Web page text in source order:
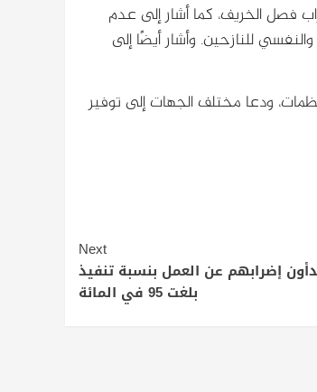
فصل الخريف، كما أشار إلى عدم
للنازحين. وأشار أيضًا إلى
ودعا مختلف الجهات إلى توفير
Next
إضرابهم عن العمل بنسبة تنفيذ
بلغت 95 في المائة